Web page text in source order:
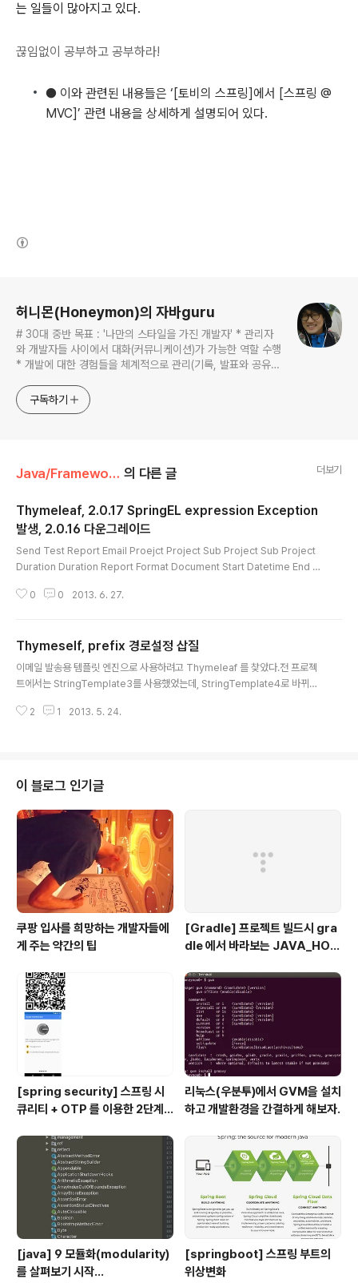
는 일들이 많아지고 있다.
끊임없이 공부하고 공부하라!
● 이와 관련된 내용들은 ‘[토비의 스프링]에서 [스프링 @
MVC]’ 관련 내용을 상세하게 설명되어 있다.
허니몬(Honeymon)의 자바guru
# 30대 중반 목표 : '나만의 스타일을 가진 개발자' * 관리자
와 개발자들 사이에서 대화(커뮤니케이션)가 가능한 역할 수행
* 개발에 대한 경험들을 체계적으로 관리(기록, 발표와 공유)
누구나 들려봤을법한 그런 개발관련 파워블로거 를 목표로 블
로그를 재편하려고 하는 중
구독하기
Java/Framework & Libs 의 다른 글 더보기
Thymeleaf, 2.0.17 SpringEL expression Exception
발생, 2.0.16 다운그레이드
Send Test Report Email Proejct Project Sub Project Sub Project
Duration Duration Report Format Document Start Datetime End D
17 org.thymeleaf thymeleaf-spring3 2.0.17아래의 오류가 발생한다. E
Mail": Exception evaluating SpringEL expres..
0 0 2013. 6. 27.
Thymeself, prefix 경로설정 삽질
이메일 발송용 템플릿 엔진으로 사용하려고 Thymeleaf 를 찾았다.전 프로젝
트에서는 StringTemplate3를 사용했었는데, StringTemplate4로 바뀌면
추천하는 글을 보고는 덜컥 시도를 해본다.ㅡ_-);; 주된 삽질의 끝은 오탈자였
mail-test", template might not exist or might ..
2 1 2013. 5. 24.
이 블로그 인기글
쿠팡 입사를 희망하는 개발자들에
게 주는 약간의 팁
[Gradle] 프로젝트 빌드시 gra
dle 에서 바라보는 JAVA_HOM
[spring security] 스프링 시
큐리티 + OTP 를 이용한 2단계
리눅스(우분투)에서 GVM을 설치
하고 개발환경을 간결하게 해보자.
[java] 9 모듈화(modularity)
를 살펴보기 시작...
[springboot] 스프링 부트의
위상변화